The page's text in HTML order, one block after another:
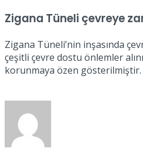
Zigana Tüneli çevreye
Zigana Tüneli’nin inşasında
çeşitli çevre dostu önlemler
korunmaya özen gösterilmiştir.